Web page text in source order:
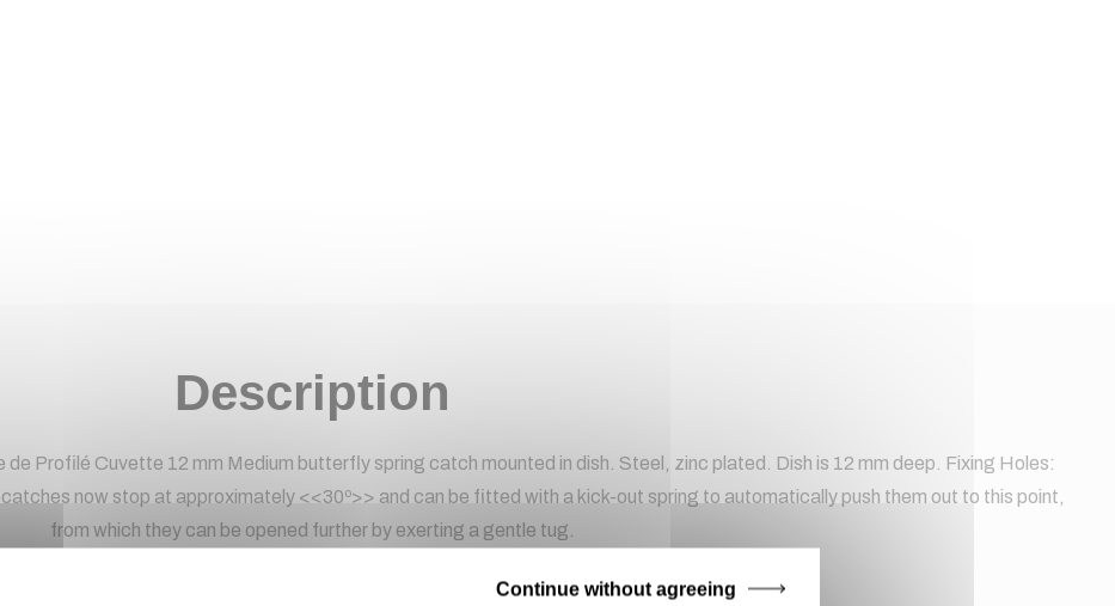
Description
Profilé Cuvette 12 mm Medium butterfly spring catch mounted in dish. Steel, zinc plated. Dish is 12 mm deep. Fixing Holes:
now stop at approximately <<30º>> and can be fitted with a kick-out spring to automatically push them out to this point,
from which they can be opened further by exerting a gentle tug.
Continue without agreeing